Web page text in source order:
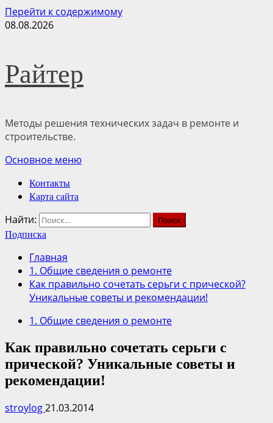
Перейти к содержимому
08.08.2026
Райтер
Методы решения технических задач в ремонте и
строительстве.
Основное меню
Контакты
Карта сайта
Найти:
Подписка
Главная
1. Общие сведения о ремонте
Как правильно сочетать серьги с прической?
Уникальные советы и рекомендации!
1. Общие сведения о ремонте
Как правильно сочетать серьги с
прической? Уникальные советы и
рекомендации!
stroylog21.03.2014